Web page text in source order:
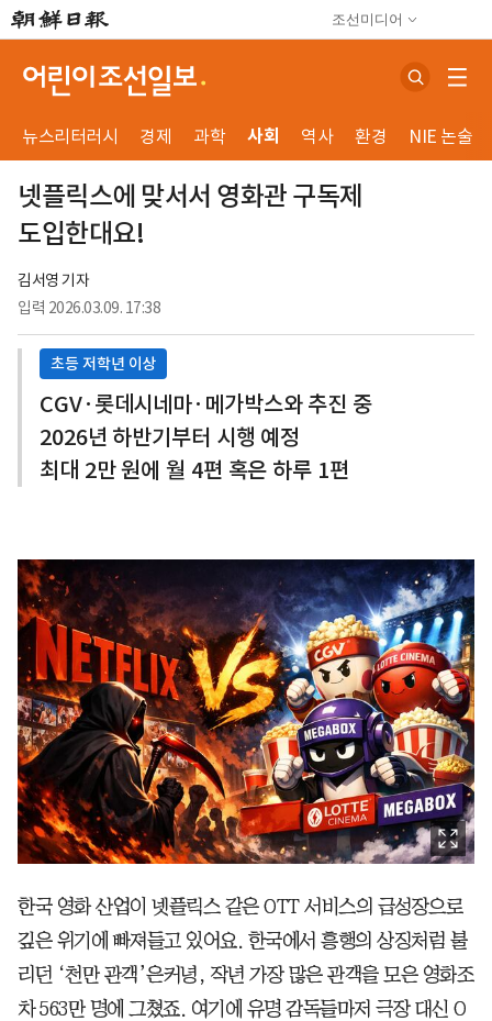
조선미디어
뉴스리터러시 경제 과학 사회 역사 환경 NIE 논술
넷플릭스에 맞서서 영화관 구독제
도입한대요!
김서영 기자
입력 2026.03.09. 17:38
초등 저학년 이상
CGV·롯데시네마·메가박스와 추진 중
2026년 하반기부터 시행 예정
최대 2만 원에 월 4편 혹은 하루 1편
한국 영화 산업이 넷플릭스 같은 OTT 서비스의 급성장으로
깊은 위기에 빠져들고 있어요. 한국에서 흥행의 상징처럼 불
리던 ‘천만 관객’은커녕, 작년 가장 많은 관객을 모은 영화조
차 563만 명에 그쳤죠. 여기에 유명 감독들마저 극장 대신 O